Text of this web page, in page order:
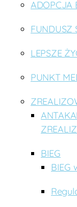
ADOPCJA
FUNDUSZ
LEPSZE
PUNKT
BIEG
BIEG